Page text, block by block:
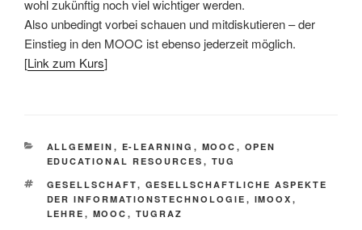
wohl zukünftig noch viel wichtiger werden.
Also unbedingt vorbei schauen und mitdiskutieren – der
Einstieg in den MOOC ist ebenso jederzeit möglich.
[Link zum Kurs]
KATEGORIEN
ALLGEMEIN , E-LEARNING , MOOC , OPEN
EDUCATIONAL RESOURCES , TUG
SCHLAGWÖRTER
GESELLSCHAFT, GESELLSCHAFTLICHE ASPEKTE
DER INFORMATIONSTECHNOLOGIE , IMOOX ,
LEHRE , MOOC , TUGRAZ